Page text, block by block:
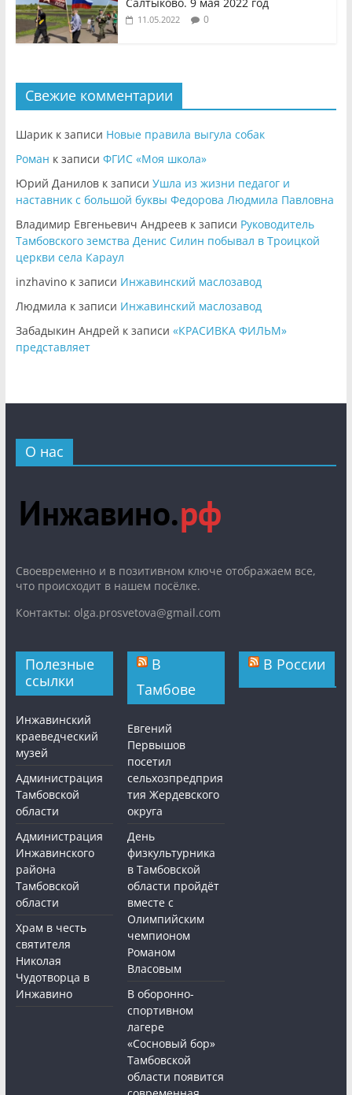
Салтыково. 9 мая 2022 год
11.05.2022 0
Свежие комментарии
Шарикк записи Новые правила выгула собак
Роман к записи ФГИС «Моя школа»
Юрий Даниловк записи Ушла из жизни педагог и
наставник с большой буквы Федорова Людмила Павловна
Владимир Евгеньевич Андреевк записи Руководитель
Тамбовского земства Денис Силин побывал в Троицкой
церкви села Караул
inzhavinoк записи Инжавинский маслозавод
Людмила к записи Инжавинский маслозавод
Забадыкин Андрей к записи «КРАСИВКА ФИЛЬМ»
представляет
О нас
Cвоевременно и в позитивном ключе отображаем все,
что происходит в нашем посёлке.
Контакты: olga.prosvetova@gmail.com
Полезные
ссылки
Инжавинский
краеведческий
музей
Администрация
Тамбовской
области
Администрация
Инжавинского
района
Тамбовской
области
Храм в честь
святителя
Николая
Чудотворца в
Инжавино
В
Тамбове
Евгений
Первышов
посетил
сельхозпредприя
тия Жердевского
округа
День
физкультурника
в Тамбовской
области пройдёт
вместе с
Олимпийским
чемпионом
Романом
Власовым
В оборонно-
спортивном
лагере
«Сосновый бор»
Тамбовской
области появится
В России